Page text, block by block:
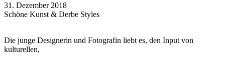
31. Dezember 2018
Schöne Kunst & Derbe Styles
Die junge Designerin und Fotografin liebt es, den Input von
kulturellen,